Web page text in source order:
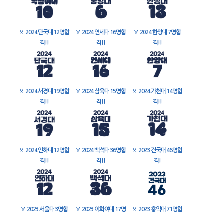
🏅 2024 단국대 12명합
격!!
🏅 2024 연세대 16명합
격!!
🏅 2024 한양대 7명합
격!!
🏅 2024 서경대 19명합
격!!
🏅 2024 삼육대 15명합
격!!
🏅 2024 가천대 14명합
격!!
🏅 2024 인하대 12명합
격!!
🏅 2024 백석대 36명합
격!!
🏅 2023 건국대 46명합
격!
🏅 2023 서울대 3명합
🏅 2023 이화여대 17명
🏅 2023 홍익대 71명합